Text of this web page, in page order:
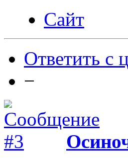
Сайт
Ответить с
−